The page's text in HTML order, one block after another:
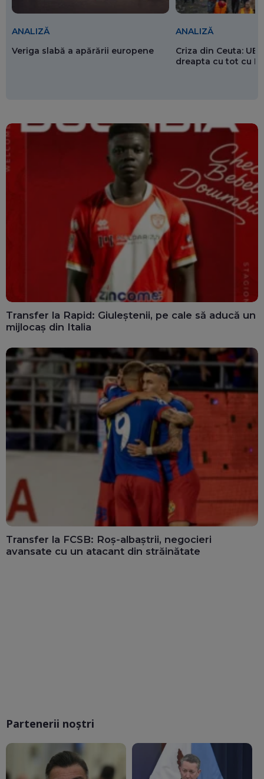
ANALIZĂ
Veriga slabă a apărării europene
ANALIZĂ
Criza din Ceuta: UE
dreapta cu tot cu
Transfer la Rapid: Giuleștenii, pe cale să aducă un
mijlocaș din Italia
Transfer la FCSB: Roș-albaștrii, negocieri
avansate cu un atacant din străinătate
Partenerii noștri